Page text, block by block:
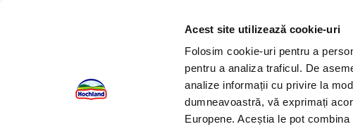
Acest site utilizează cookie-uri
Folosim cookie-uri pentru a
pentru a analiza traficul. De
analize informații cu privire la
dumneavoastră, vă exprimați
Europene. Aceștia le pot